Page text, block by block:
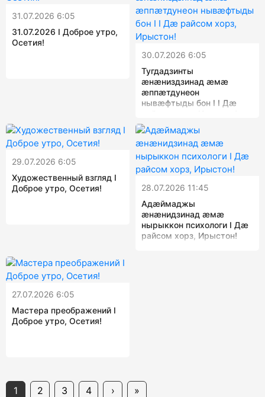
31.07.2026 6:05
31.07.2026 I Доброе утро,
Осетия!
30.07.2026 6:05
Тугдадзинты
ӕнӕниздзинад ӕмӕ
ӕппӕтдунеон
нывӕфтыды бон I I Дæ
29.07.2026 6:05
Художественный взгляд I
Доброе утро, Осетия!
28.07.2026 11:45
Адæймаджы
æнæнидзинад æмæ
нырыккон психологи I Дæ
райсом хорз, Ирыстон!
27.07.2026 6:05
Мастера преображений I
Доброе утро, Осетия!
1 2 3 4 › »